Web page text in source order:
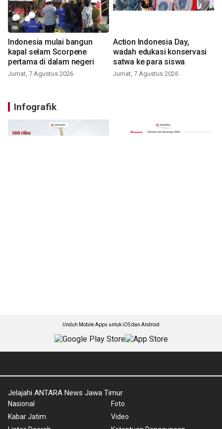
Indonesia mulai bangun
kapal selam Scorpene
pertama di dalam negeri
Jumat, 7 Agustus 2026
Action Indonesia Day,
wadah edukasi konservasi
satwa ke para siswa
Jumat, 7 Agustus 2026
Infografik
Unduh Mobile Apps untuk iOS dan Android
Jelajahi ANTARA News Jawa Timur
Nasional
Kabar Jatim
Foto
Video